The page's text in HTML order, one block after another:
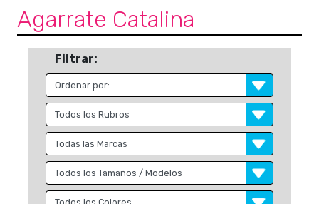
Agarrate Catalina
Filtrar: